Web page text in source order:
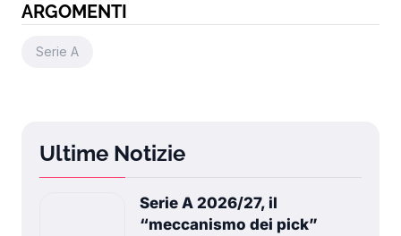
ARGOMENTI
Serie A
Ultime Notizie
Serie A 2026/27, il
“meccanismo dei pick”